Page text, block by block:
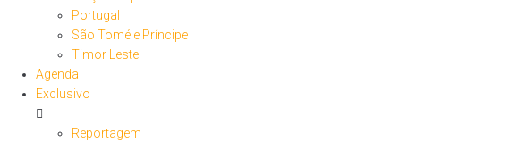
Portugal
São Tomé e Príncipe
Timor Leste
Agenda
Exclusivo
Reportagem